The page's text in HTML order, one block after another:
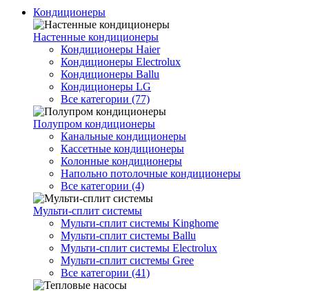
Кондиционеры
Настенные кондиционеры
Кондиционеры Haier
Кондиционеры Electrolux
Кондиционеры Ballu
Кондиционеры LG
Все категории (77)
Полупром кондиционеры
Канальные кондиционеры
Кассетные кондиционеры
Колонные кондиционеры
Напольно потолочные кондиционеры
Все категории (4)
Мульти-сплит системы
Мульти-сплит системы Kinghome
Мульти-сплит системы Ballu
Мульти-сплит системы Electrolux
Мульти-сплит системы Gree
Все категории (41)